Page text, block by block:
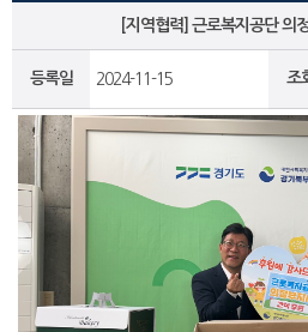
[지역협력] 근로복지공단 의
등록일 2024-11-15 조